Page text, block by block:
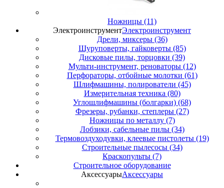
Ножницы (11)
ЭлектроинструментЭлектроинструмент
Дрели, миксеры (36)
Шуруповерты, гайковерты (85)
Дисковые пилы, торцовки (39)
Мульти-инструмент, реноваторы (12)
Перфораторы, отбойные молотки (61)
Шлифмашины, полирователи (45)
Измерительная техника (80)
Углошлифмашины (болгарки) (68)
Фрезеры, рубанки, степлеры (27)
Ножницы по металлу (7)
Лобзики, сабельные пилы (34)
Термовоздуходувки, клеевые пистолеты (19)
Строительные пылесосы (34)
Краскопульты (7)
Строительное оборудование
АксессуарыАксессуары